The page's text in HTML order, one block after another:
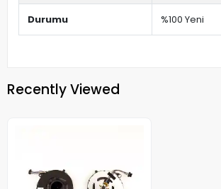
Durumu %100 Yeni
Recently Viewed